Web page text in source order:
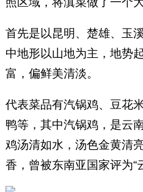
首先是以昆明、楚雄、玉
中地形以山地为主，地势
富，偏鲜美清淡。
代表菜品有汽锅鸡、豆花
鸭等，其中汽锅鸡，是云
鸡汤清如水，汤色金黄清
香，曾被东南亚国家评为“